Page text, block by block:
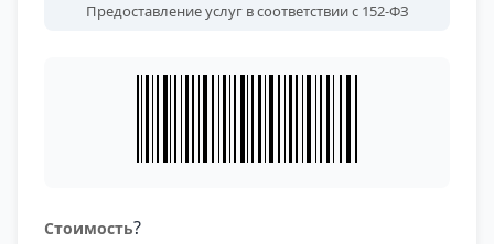
Предоставление услуг в соответствии с 152-ФЗ
Стоимость?